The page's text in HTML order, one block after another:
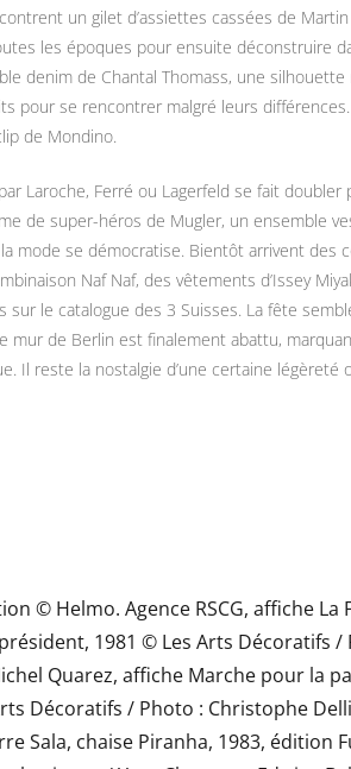
un gilet d’assiettes cassées de Martin
les époques pour ensuite déconstruire
denim de Chantal Thomass, une silhouette
pour se rencontrer malgré leurs différences.
de Mondino.
Laroche, Ferré ou Lagerfeld se fait doubler
de super-héros de Mugler, un ensemble
mode se démocratise. Bientôt arrivent des
Naf Naf, des vêtements d’Issey
sur le catalogue des 3 Suisses. La fête
mur de Berlin est finalement abattu,
Il reste la nostalgie d’une certaine légèreté